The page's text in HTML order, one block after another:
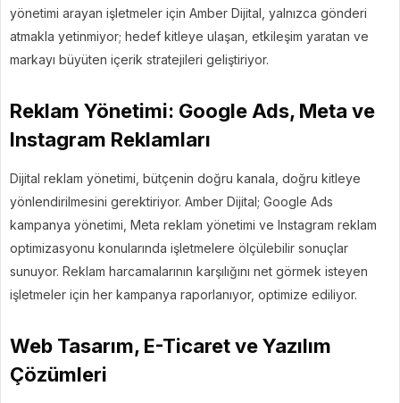
yönetimi arayan işletmeler için Amber Dijital, yalnızca gönderi
atmakla yetinmiyor; hedef kitleye ulaşan, etkileşim yaratan ve
markayı büyüten içerik stratejileri geliştiriyor.
Reklam Yönetimi: Google Ads, Meta ve
Instagram Reklamları
Dijital reklam yönetimi, bütçenin doğru kanala, doğru kitleye
yönlendirilmesini gerektiriyor. Amber Dijital; Google Ads
kampanya yönetimi, Meta reklam yönetimi ve Instagram reklam
optimizasyonu konularında işletmelere ölçülebilir sonuçlar
sunuyor. Reklam harcamalarının karşılığını net görmek isteyen
işletmeler için her kampanya raporlanıyor, optimize ediliyor.
Web Tasarım, E-Ticaret ve Yazılım
Çözümleri